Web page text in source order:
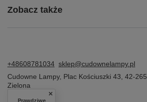
Zobacz także
+48608781034 sklep@cudownelampy.pl
Cudowne Lampy, Plac Kościuszki 43 42-265
Zielona
Prawdziwe